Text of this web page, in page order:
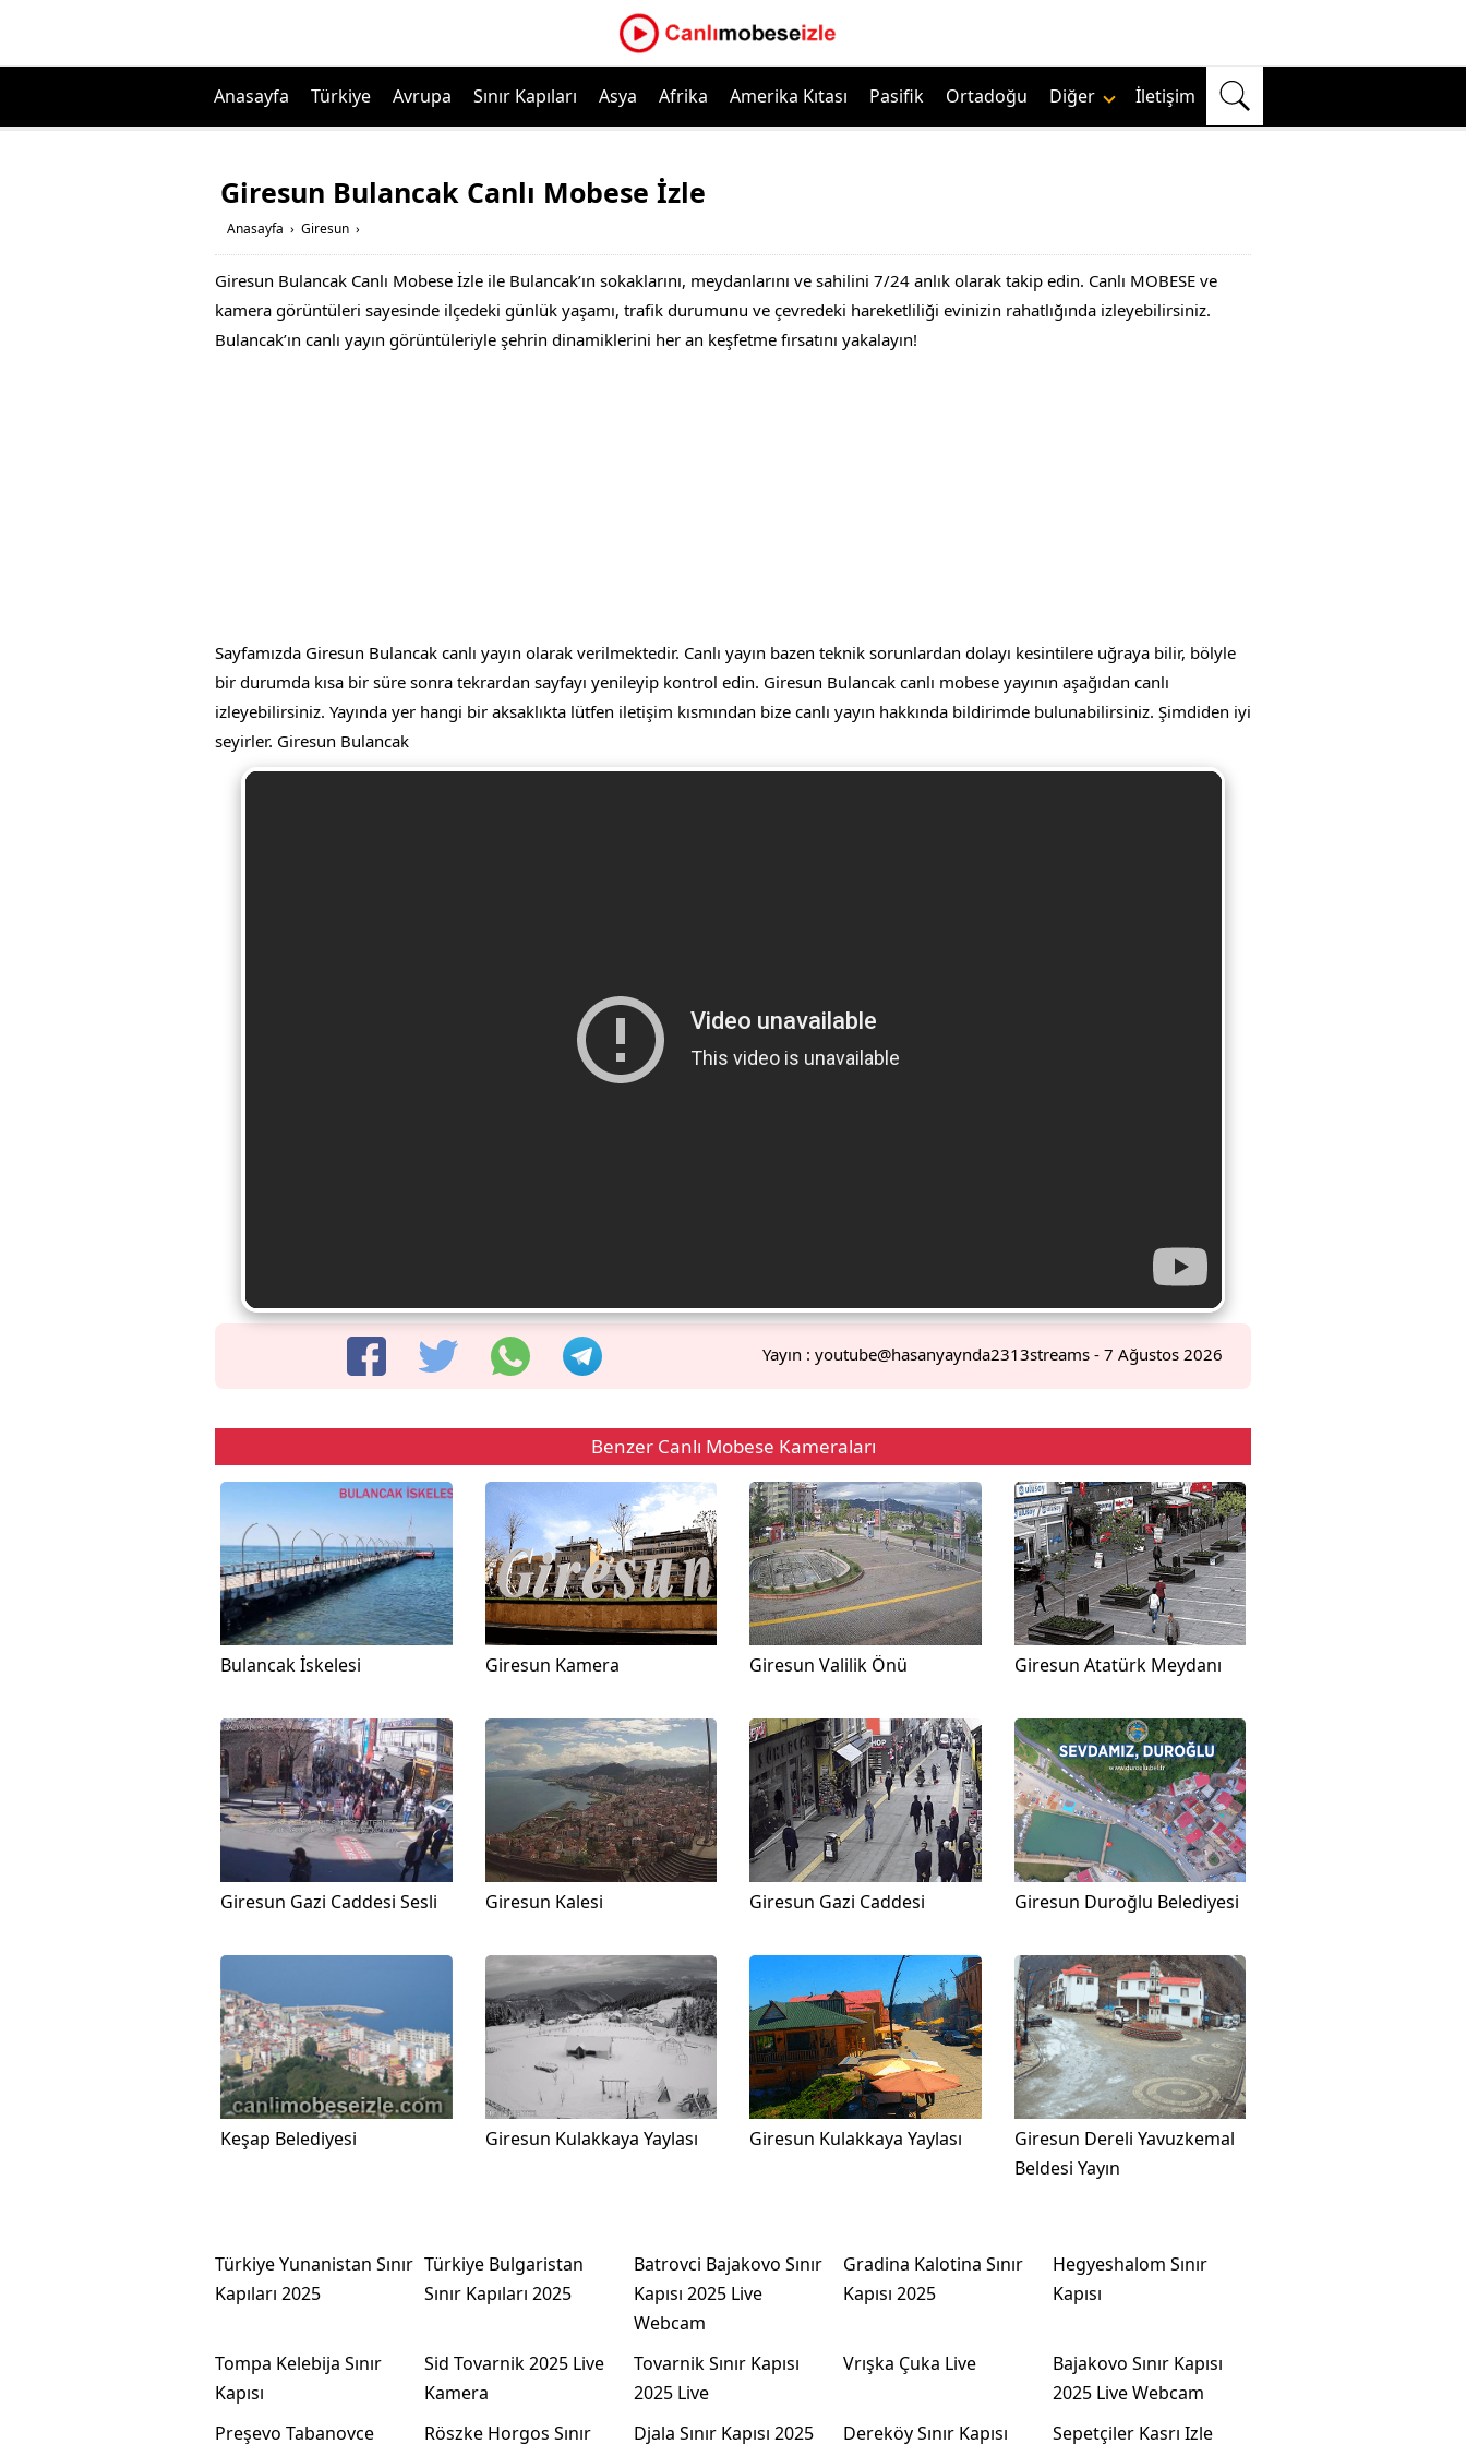
Anasayfa Türkiye Avrupa Sınır Kapıları Asya Afrika Amerika Kıtası Pasifik Ortadoğu Diğer İletişim
Giresun Bulancak Canlı Mobese İzle
Anasayfa › Giresun ›
Giresun Bulancak Canlı Mobese İzle ile Bulancak’ın sokaklarını, meydanlarını ve sahilini 7/24 anlık olarak takip edin. Canlı MOBESE ve
kamera görüntüleri sayesinde ilçedeki günlük yaşamı, trafik durumunu ve çevredeki hareketliliği evinizin rahatlığında izleyebilirsiniz.
Bulancak’ın canlı yayın görüntüleriyle şehrin dinamiklerini her an keşfetme fırsatını yakalayın!
Sayfamızda Giresun Bulancak canlı yayın olarak verilmektedir. Canlı yayın bazen teknik sorunlardan dolayı kesintilere uğraya bilir, bölyle
bir durumda kısa bir süre sonra tekrardan sayfayı yenileyip kontrol edin. Giresun Bulancak canlı mobese yayının aşağıdan canlı
izleyebilirsiniz. Yayında yer hangi bir aksaklıkta lütfen iletişim kısmından bize canlı yayın hakkında bildirimde bulunabilirsiniz. Şimdiden iyi
seyirler. Giresun Bulancak
Yayın : youtube@hasanyaynda2313streams- 7 Ağustos 2026
Benzer Canlı Mobese Kameraları
Bulancak İskelesi Giresun Kamera Giresun Valilik Önü Giresun Atatürk Meydanı
Giresun Gazi Caddesi Sesli Giresun Kalesi Giresun Gazi Caddesi Giresun Duroğlu Belediyesi
Keşap Belediyesi Giresun Kulakkaya Yaylası Giresun Kulakkaya Yaylası
Giresun Dereli Yavuzkemal
Beldesi Yayın
Türkiye Yunanistan Sınır
Kapıları 2025
Türkiye Bulgaristan
Sınır Kapıları 2025
Batrovci Bajakovo Sınır
Kapısı 2025 Live
Webcam
Gradina Kalotina Sınır
Kapısı 2025
Hegyeshalom Sınır
Kapısı
Tompa Kelebija Sınır
Kapısı
Sid Tovarnik 2025 Live
Kamera
Tovarnik Sınır Kapısı
2025 Live
Vrışka Çuka Live
Bajakovo Sınır Kapısı
2025 Live Webcam
Preşevo Tabanovce
Röszke Horgos Sınır Djala Sınır Kapısı 2025 Dereköy Sınır Kapısı Sepetçiler Kasrı Izle